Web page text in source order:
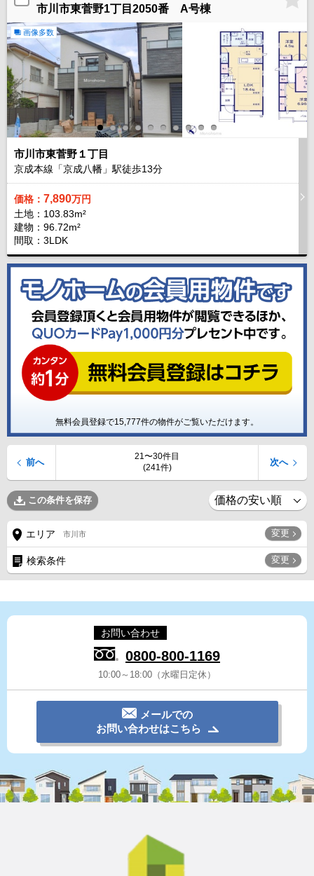
市川市東菅野1丁目2050番 A号棟
画像多数
市川市東菅野１丁目
京成本線「京成八幡」駅徒歩13分
価格： 7,890万円
土地：103.83m²
建物：96.72m²
間取：3LDK
無料会員登録で15,777件の物件がご覧いただけます。
21〜30件目
(241件)
前へ 次へ
この条件を保存
エリア 市川市 変更
検索条件 変更
お問い合わせ
0800-800-1169
10:00～18:00（水曜日定休）
メールでの
お問い合わせはこちら